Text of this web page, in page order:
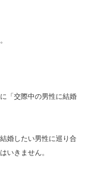
「交際中の男性に結婚
婚したい男性に巡り合
いきません。